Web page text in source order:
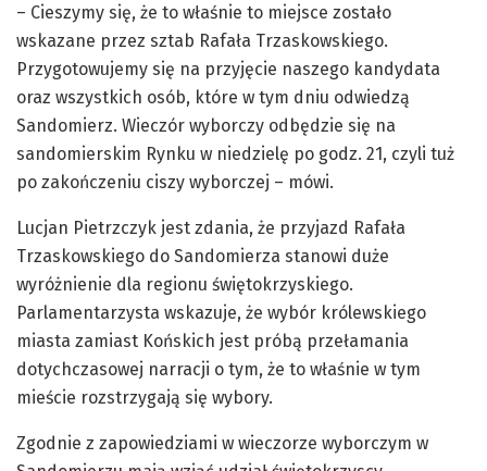
– Cieszymy się, że to właśnie to miejsce zostało
wskazane przez sztab Rafała Trzaskowskiego.
Przygotowujemy się na przyjęcie naszego kandydata
oraz wszystkich osób, które w tym dniu odwiedzą
Sandomierz. Wieczór wyborczy odbędzie się na
sandomierskim Rynku w niedzielę po godz. 21, czyli tuż
po zakończeniu ciszy wyborczej – mówi.
Lucjan Pietrzczyk jest zdania, że przyjazd Rafała
Trzaskowskiego do Sandomierza stanowi duże
wyróżnienie dla regionu świętokrzyskiego.
Parlamentarzysta wskazuje, że wybór królewskiego
miasta zamiast Końskich jest próbą przełamania
dotychczasowej narracji o tym, że to właśnie w tym
mieście rozstrzygają się wybory.
Zgodnie z zapowiedziami w wieczorze wyborczym w